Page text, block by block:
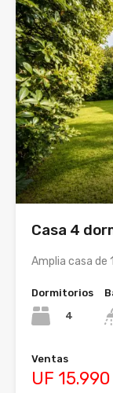
Casa 4
Amplia casa de
Dormitorios
4
Ventas
UF 15.990